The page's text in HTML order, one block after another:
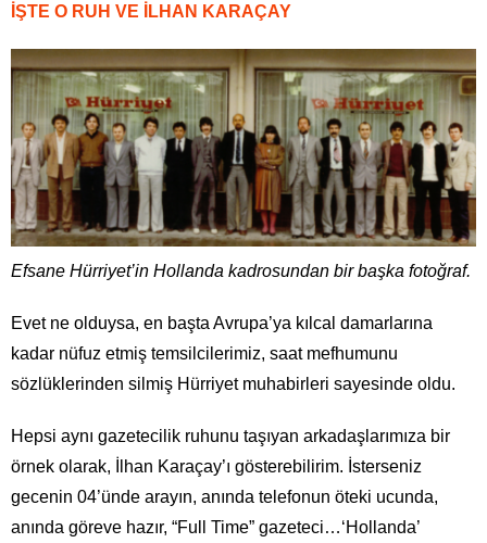
İŞTE O RUH VE İLHAN KARAÇAY
Efsane Hürriyet’in Hollanda kadrosundan bir başka fotoğraf.
Evet ne olduysa, en başta Avrupa’ya kılcal damarlarına
kadar nüfuz etmiş temsilcilerimiz, saat mefhumunu
sözlüklerinden silmiş Hürriyet muhabirleri sayesinde oldu.
Hepsi aynı gazetecilik ruhunu taşıyan arkadaşlarımıza bir
örnek olarak, İlhan Karaçay’ı gösterebilirim. İsterseniz
gecenin 04’ünde arayın, anında telefonun öteki ucunda,
anında göreve hazır, “Full Time” gazeteci…‘Hollanda’